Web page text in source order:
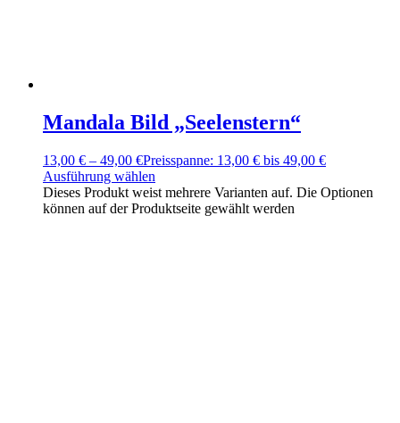
Mandala Bild „Seelenstern“
13,00 € – 49,00 €Preisspanne: 13,00 € bis 49,00 €
Ausführung wählen
Dieses Produkt weist mehrere Varianten auf. Die Optionen
können auf der Produktseite gewählt werden